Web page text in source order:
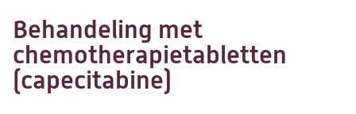
Behandeling met
chemotherapietabletten
(capecitabine)